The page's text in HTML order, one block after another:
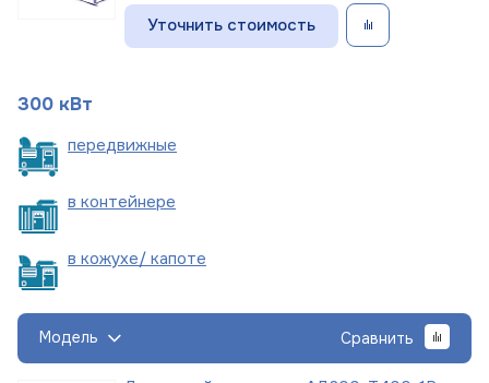
Уточнить стоимость
300 кВт
передвижные
в контейнере
в кожухе/ капоте
Модель Сравнить